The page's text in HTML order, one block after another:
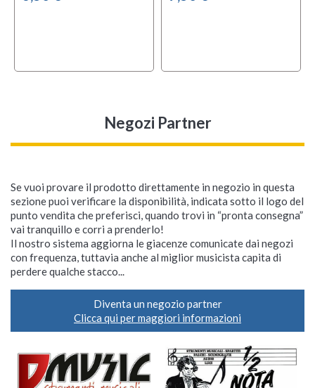
Negozi Partner
Se vuoi provare il prodotto direttamente in negozio in questa
sezione puoi verificare la disponibilità, indicata sotto il logo del
punto vendita che preferisci, quando trovi in “pronta consegna”
vai tranquillo e corri a prenderlo!
Il nostro sistema aggiorna le giacenze comunicate dai negozi
con frequenza, tuttavia anche al miglior musicista capita di
perdere qualche stacco...
Diventa un negozio partner
Clicca qui per maggiori informazioni